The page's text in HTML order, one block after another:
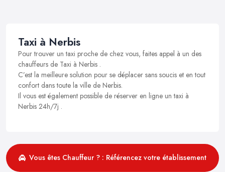
Taxi à Nerbis
Pour trouver un taxi proche de chez vous, faites appel à un des
chauffeurs de Taxi à Nerbis .
C’est la meilleure solution pour se déplacer sans soucis et en tout
confort dans toute la ville de Nerbis.
Il vous est également possible de réserver en ligne un taxi à
Nerbis 24h/7j .
Vous êtes Chauffeur ? : Référencez votre établissement